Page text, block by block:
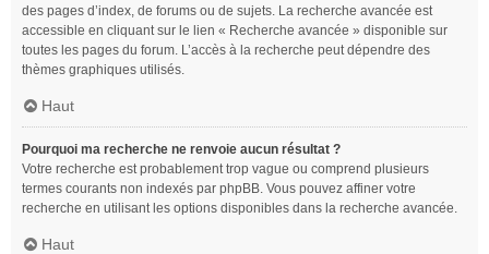
des pages d’index, de forums ou de sujets. La recherche avancée est
accessible en cliquant sur le lien « Recherche avancée » disponible sur
toutes les pages du forum. L’accès à la recherche peut dépendre des
thèmes graphiques utilisés.
Haut
Pourquoi ma recherche ne renvoie aucun résultat ?
Votre recherche est probablement trop vague ou comprend plusieurs
termes courants non indexés par phpBB. Vous pouvez affiner votre
recherche en utilisant les options disponibles dans la recherche avancée.
Haut